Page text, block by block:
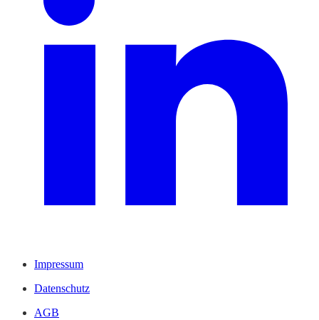
Impressum
Datenschutz
AGB